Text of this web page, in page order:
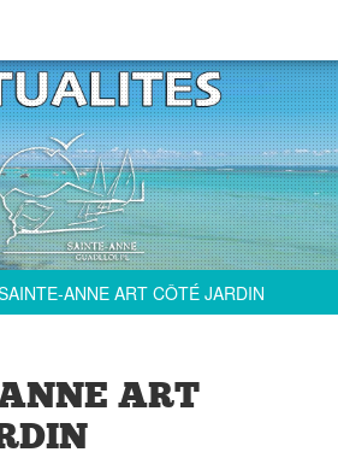
ANNE ART CÔTÉ JARDIN
ART